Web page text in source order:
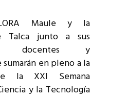
Maule y la
Talca junto a sus
docentes y
en pleno a la
la XXI Semana
y la Tecnología